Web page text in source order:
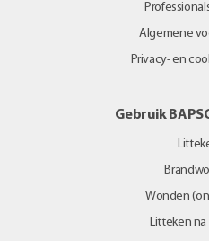
Algemene
Privacy- en
Gebruik
Wonden
Litteken